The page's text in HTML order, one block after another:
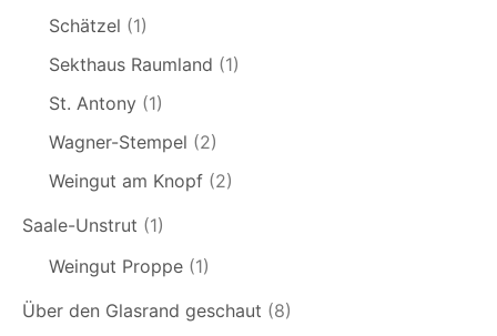
Schätzel (1)
Sekthaus Raumland (1)
St. Antony (1)
Wagner-Stempel (2)
Weingut am Knopf (2)
Saale-Unstrut (1)
Weingut Proppe (1)
Über den Glasrand geschaut (8)